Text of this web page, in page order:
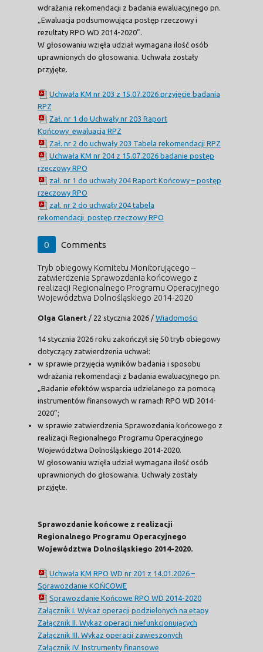
wdrażania rekomendacji z badania ewaluacyjnego pn.
„Ewaluacja podsumowująca postęp rzeczowy i
rezultaty RPO WD 2014-2020”.
W głosowaniu wzięła udział wymagana ilość osób
uprawnionych do głosowania. Uchwała zostały
przyjęte.
Uchwała KM nr 203 z 15.07.2026 przyjęcie badania
RPZ
Zał. nr 1 do Uchwały nr 203 Raport
Końcowy_ewaluacja RPZ
Zał. nr 2 do uchwały 203 Tabela rekomendacji RPZ
Uchwała KM nr 204 z 15.07.2026 badanie postęp
rzeczowy RPO
zał. nr 1 do uchwały 204 Raport Końcowy – postęp
rzeczowy RPO
zał. nr 2 do uchwały 204 tabela
rekomendacji_postęp rzeczowy RPO
0 Comments
Tryb obiegowy Komitetu Monitorującego –
zatwierdzenia Sprawozdania końcowego z
realizacji Regionalnego Programu Operacyjnego
Województwa Dolnośląskiego 2014-2020
Olga Glanert / 22 stycznia 2026 / Wiadomości
14 stycznia 2026 roku zakończył się 50 tryb obiegowy
dotyczący zatwierdzenia uchwał:
w sprawie przyjęcia wyników badania i sposobu
wdrażania rekomendacji z badania ewaluacyjnego pn.
„Badanie efektów wsparcia udzielanego za pomocą
instrumentów finansowych w ramach RPO WD 2014-
2020”;
w sprawie zatwierdzenia Sprawozdania końcowego z
realizacji Regionalnego Programu Operacyjnego
Województwa Dolnośląskiego 2014-2020.
W głosowaniu wzięła udział wymagana ilość osób
uprawnionych do głosowania. Uchwały zostały
przyjęte.
Sprawozdanie końcowe z realizacji
Regionalnego Programu Operacyjnego
Województwa Dolnośląskiego 2014-2020.
Uchwała KM RPO WD nr 201 z 14.01.2026 –
Sprawozdanie KOŃCOWE
Sprawozdanie Końcowe RPO WD 2014-2020
Załącznik I. Wykaz operacji podzielonych na etapy
Załącznik II. Wykaz operacji niefunkcjonujących
Załącznik III. Wykaz operacji zawieszonych
Załącznik IV. Instrumenty finansowe